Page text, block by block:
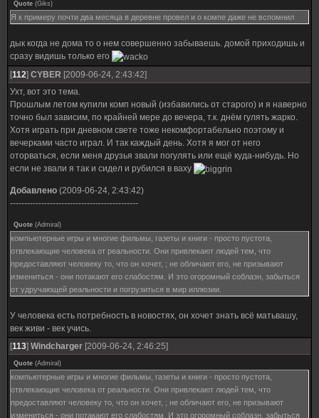
Quote (Giks)
Я к примеру почти два месяца в деревне провел и о компе даже не вспомнил
дык когда не дома то о нем совершенно забываешь. домой приходишь и
сразу видишь только его
[112] CYBER [2009-06-24, 2:43:42]
Ухт, вот это тема.
Прошлым летом купили комп новый (избавились от старого) и я наверно
точно был зависим, по крайней мере до вечера, т.к. днём гулять жарко.
Хотя играть при дневном свете тоже некомфортабельно поэтому и
вечерками часто играл. И так каждый день. Хотя я мог от него
оторваться, если меня друзья звали погулять или ещё куда-нибудь. Но
если не звали я так и сидел и рубился в ваху
Добавлено (2009-06-24, 2:43:42)
---------------------------------------------
Quote (Admiral )
компьютерные игры и многие фильмы, газеты и книги - просто пустота,
отвлекающие человека от реальности. Они привлекают людей тем, что
предоставляют человеку то, что он хочет, ; не обличают его, не призывают
измениться - они потакают его слабостям. И это огоромный соблазн, забыться
от удручающей реальности и погрузиться в мир иллюзии.
У человека есть потребность в новостях, он хочет знать всё матьвашу,
век живи - век учись.
[113] Windcharger [2009-06-24, 2:46:25]
Quote (Admiral )
компьютерные игры и многие фильмы, газеты и книги - просто пустота,
отвлекающие человека от реальности. Они привлекают людей тем, что
предоставляют человеку то, что он хочет, ; не обличают его, не призывают
измениться - они потакают его слабостям. И это огоромный соблазн, забыться